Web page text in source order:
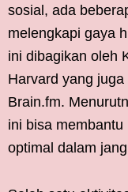
sosial, ada
melengkapi gaya
ini dibagikan oleh
Harvard yang
Brain.fm.
ini bisa
optimal dalam